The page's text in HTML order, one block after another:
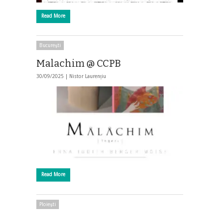
Read More
Bucureşti
Malachim @ CCPB
30/09/2025 | Nistor Laurențiu
Read More
Ploieşti